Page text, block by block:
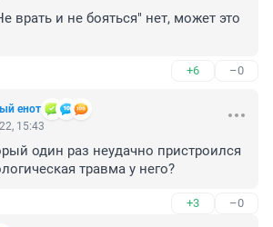
врать и не бояться" нет, может это
+6 –0
енот
15:43
один раз неудачно пристроился
травма у него?
+3 –0